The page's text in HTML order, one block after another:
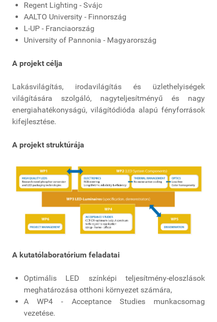
Regent Lighting - Svájc
AALTO University - Finnország
L-UP - Franciaország
University of Pannonia - Magyarország
A projekt célja
Lakásvilágítás, irodavilágítás és üzlethelyiségek
világítására szolgáló, nagyteljesítményű és nagy
energiahatékonyságú, világítódióda alapú fényforrások
kifejlesztése.
A projekt struktúrája
A kutatólaboratórium feladatai
Optimális LED színképi teljesítmény-eloszlások
meghatározása otthoni környezet számára,
A WP4 - Acceptance Studies munkacsomag
vezetése.